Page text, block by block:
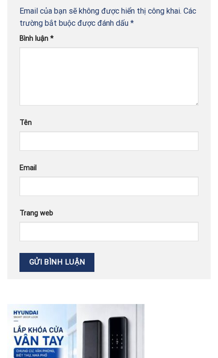
Email của bạn sẽ không được hiển thị công khai. Các
trường bắt buộc được đánh dấu *
Bình luận *
Tên
Email
Trang web